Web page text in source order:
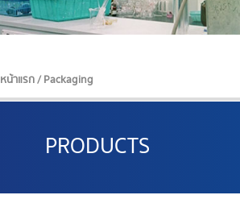
หน้าแรก / Packaging
PRODUCTS